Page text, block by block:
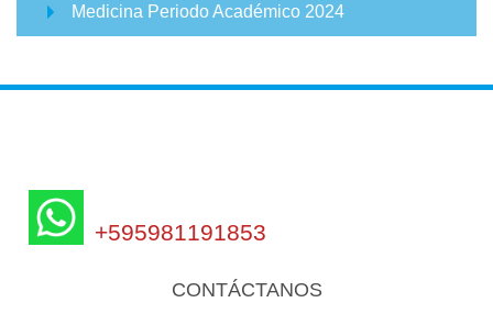
Medicina Periodo Académico 2024
+595981191853
CONTÁCTANOS